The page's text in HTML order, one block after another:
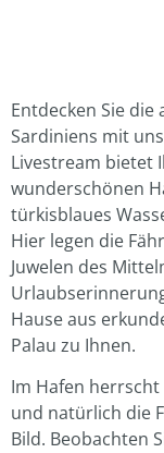
Entdecken Sie
Sardiniens mit
Livestream bietet
wunderschönen
türkisblaues
Hier legen die
Juwelen des
Hause aus
Palau zu Ihnen.
Im Hafen
und natürlich die
Bild. Beobachten